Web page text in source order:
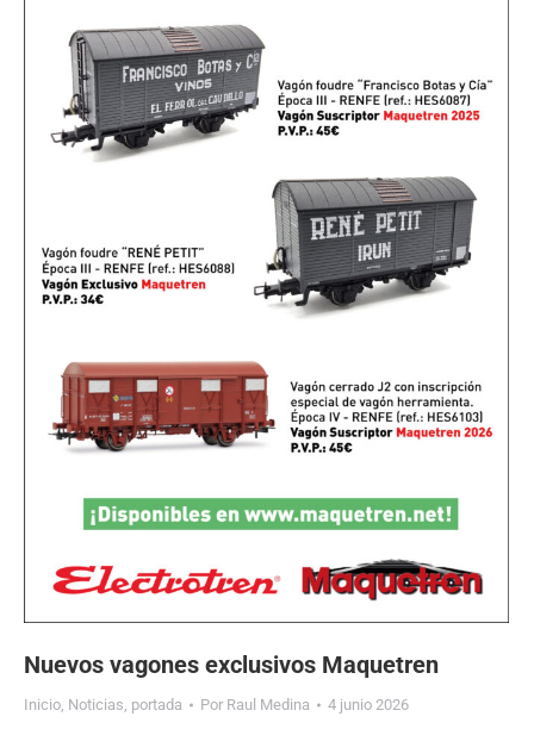
Nuevos vagones exclusivos Maquetren
Inicio, Noticias, portada Por Raul Medina 4 junio 2026